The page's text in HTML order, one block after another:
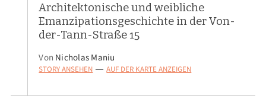
Architektonische und weibliche
Emanzipationsgeschichte in der Von-
der-Tann-Straße 15
Von Nicholas Maniu
STORY ANSEHEN — AUF DER KARTE ANZEIGEN